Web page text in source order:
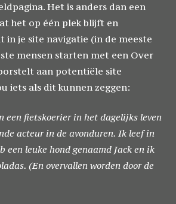
Het is anders dan een
het op één plek blijft en
in je site navigatie (in de meeste
mensen starten met een Over
aan potentiële site
iets als dit kunnen zeggen:
een fietskoerier in het dagelijks leven
acteur in de avonduren. Ik leef in
een leuke hond genaamd Jack en ik
(En overvallen worden door de